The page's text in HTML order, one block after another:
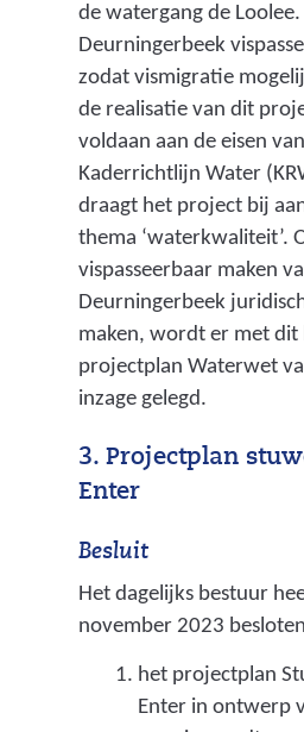
de watergang de Loolee.
Deurningerbeek
zodat vismigratie
de realisatie van dit
voldaan aan de eisen
Kaderrichtlijn Water
draagt het project bij
thema ‘waterkwaliteit’.
vispasseerbaar maken
Deurningerbeek
maken, wordt er met dit
projectplan Waterwet
inzage gelegd.
3. Projectplan
Enter
Besluit
Het dagelijks bestuur
november 2023
het projectplan
Enter in ontwerp